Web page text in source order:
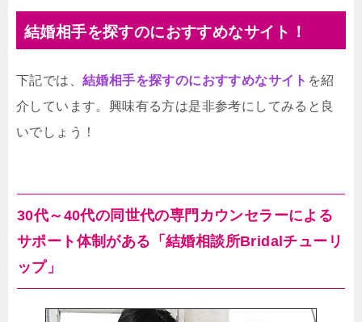
結婚相手を探すのにおすすめなサイト！
下記では、 結婚相手を探すのにおすすめなサイト を紹
介しています。興味有る方は是非参考にしてみると良
いでしょう！
30代～40代の同世代の専門カウンセラーによる
サポート体制がある「結婚相談所Bridalチューリ
ップ」